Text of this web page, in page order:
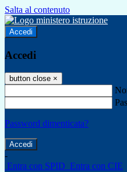
Salta al contenuto
Accedi
Accedi
button close ×
Password dimenticata?
-
Entra con SPID Entra con CIE